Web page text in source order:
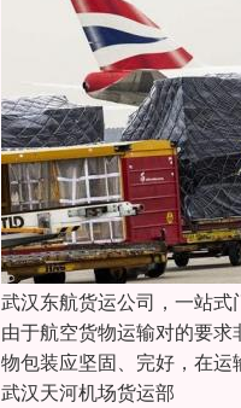
武汉东航货运公司，一站式
由于航空货物运输对的要
物包装应坚固、完好，在
武汉天河机场货运部